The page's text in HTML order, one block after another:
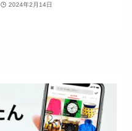
2024年2月14日